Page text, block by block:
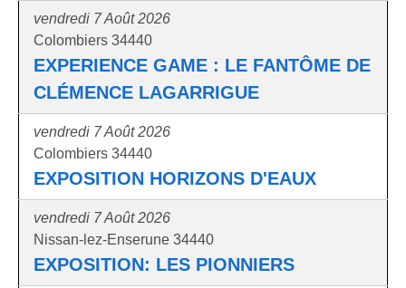
vendredi 7 Août 2026
Colombiers 34440
EXPERIENCE GAME : LE FANTÔME DE
CLÉMENCE LAGARRIGUE
vendredi 7 Août 2026
Colombiers 34440
EXPOSITION HORIZONS D'EAUX
vendredi 7 Août 2026
Nissan-lez-Enserune 34440
EXPOSITION: LES PIONNIERS